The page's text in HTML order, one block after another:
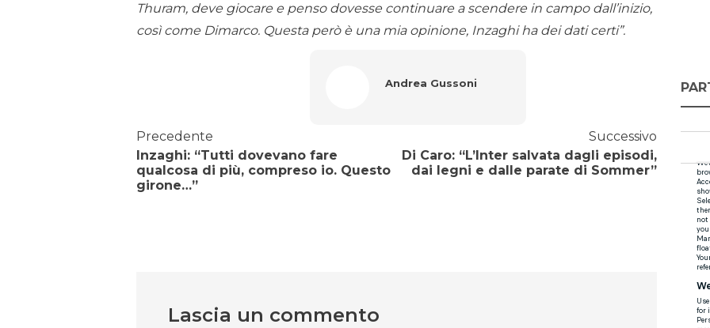
Thuram, deve giocare e penso dovesse continuare a scendere in campo dall’inizio,
così come Dimarco. Questa però è una mia opinione, Inzaghi ha dei dati certi”.
Andrea Gussoni
Precedente
Inzaghi: “Tutti dovevano fare
qualcosa di più, compreso io. Questo
girone…”
Successivo
Di Caro: “L’Inter salvata dagli episodi,
dai legni e dalle parate di Sommer”
Lascia un commento